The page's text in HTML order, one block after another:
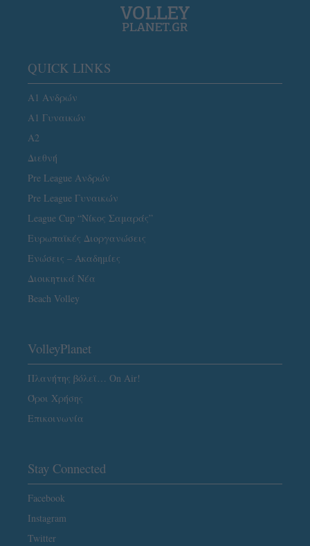
QUICK LINKS
Α1 Ανδρών
Α1 Γυναικών
A2
Διεθνή
Pre League Ανδρών
Pre League Γυναικών
League Cup “Νίκος Σαμαράς”
Ευρωπαϊκές Διοργανώσεις
Ενώσεις – Ακαδημίες
Διοικητικά Νέα
Beach Volley
VolleyPlanet
Πλανήτης βόλεϊ… On Air!
Όροι Χρήσης
Επικοινωνία
Stay Connected
Facebook
Instagram
Twitter